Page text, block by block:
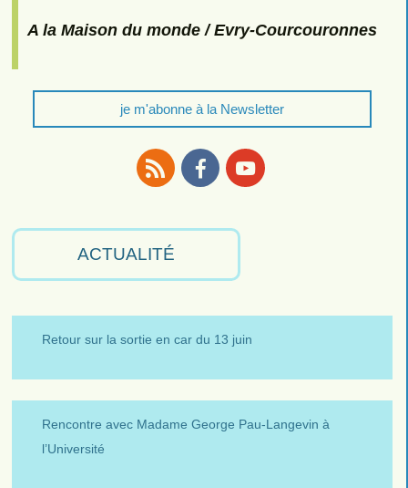
A la Maison du monde / Evry-Courcouronnes
je m'abonne à la Newsletter
ACTUALITÉ
Retour sur la sortie en car du 13 juin
Rencontre avec Madame George Pau-Langevin à
l’Université